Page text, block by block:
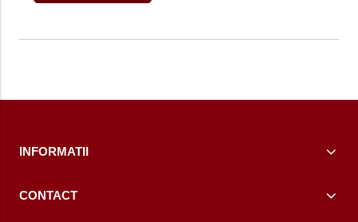
INFORMATII
CONTACT